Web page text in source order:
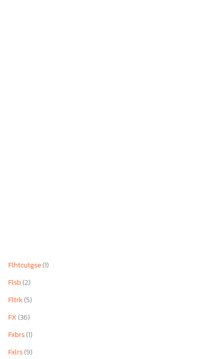
Flhtcutgse(1)
Flsb(2)
Fltrk(5)
FX(36)
Fxbrs(1)
Fxlrs(9)